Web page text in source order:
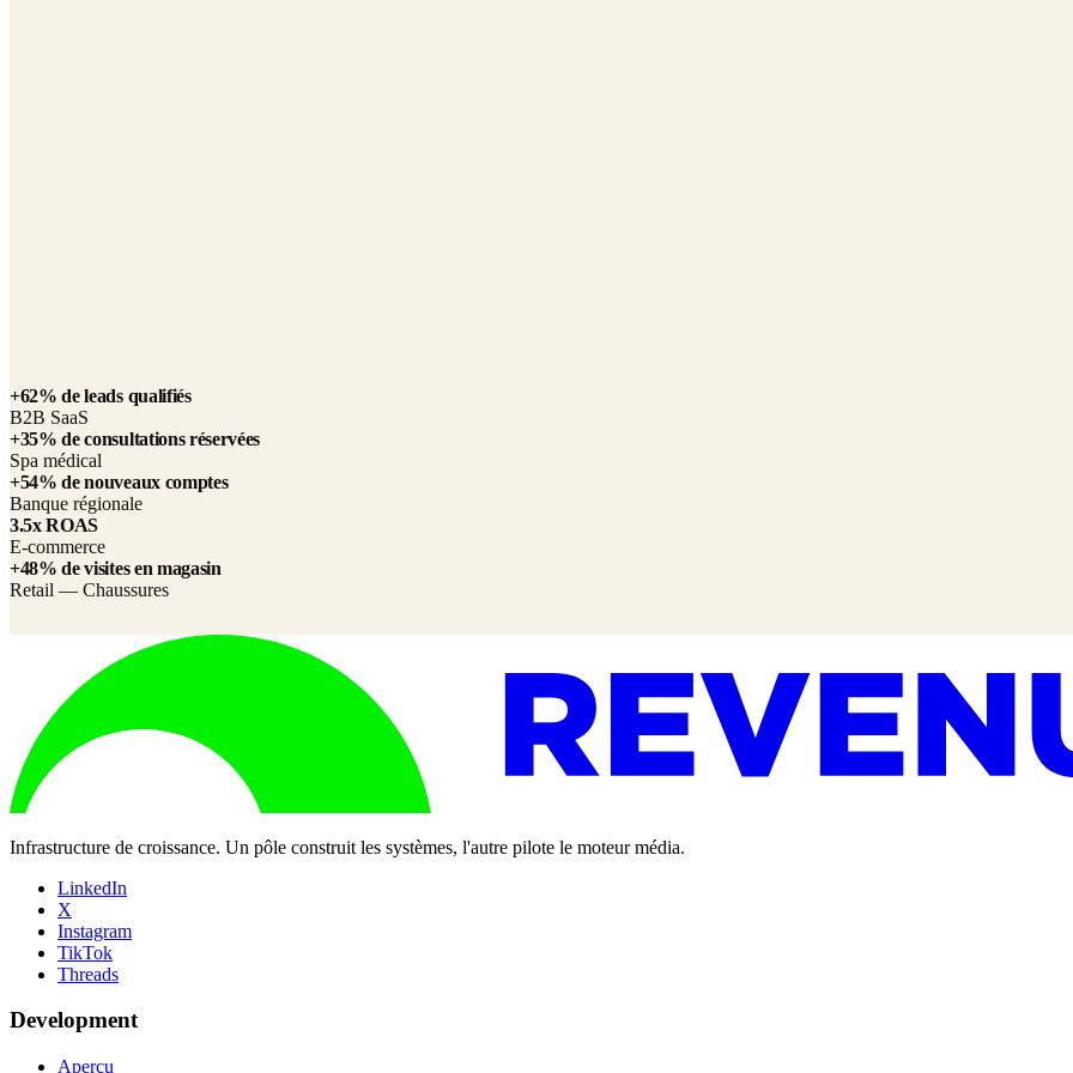
+62% de leads qualifiés
B2B SaaS
+35% de consultations réservées
Spa médical
+54% de nouveaux comptes
Banque régionale
3.5x ROAS
E-commerce
+48% de visites en magasin
Retail — Chaussures
Infrastructure de croissance. Un pôle construit les systèmes, l'autre pilote le moteur média.
LinkedIn
X
Instagram
TikTok
Threads
Development
Aperçu